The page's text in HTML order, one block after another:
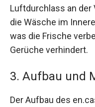
Luftdurchlass an der
die Wäsche im
was die Frische
Gerüche verhindert.
3. Aufbau und
Der Aufbau des